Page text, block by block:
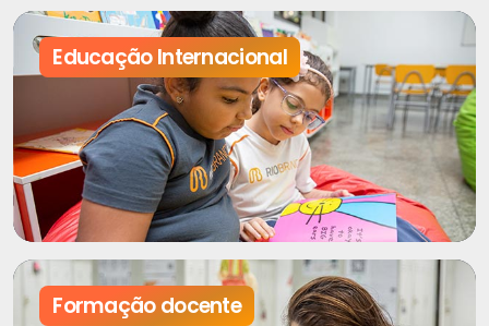
Educação Internacional
Formação docente